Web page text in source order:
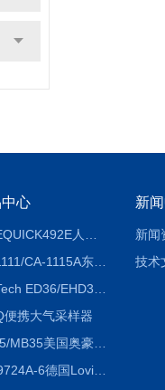
心
CA-1111/CA-1115A东京理化EYELA CA-1111/CA-1115A冷却水循环装置
便携大气采样器
MB45/MB35美国奥豪斯OHAUS MB45/MB35卤素红外水分测定仪
ET99724A-6德国Lovibond ET99724A-6微电脑BOD测定仪
新
新闻
技术